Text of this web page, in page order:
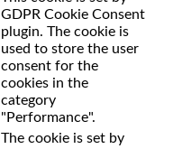
GDPR Cookie Consent
plugin. The cookie is
used to store the user
consent for the
cookies in the
category
"Performance".
The cookie is set by